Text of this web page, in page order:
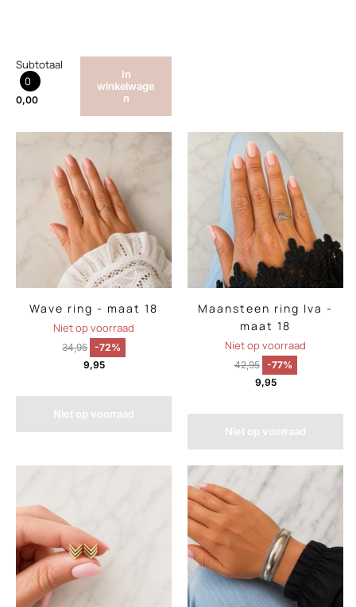
Subtotaal
0
0,00
In
winkelwage
n
Wave ring - maat 18
Niet op voorraad
34,95 -72%
9,95
Niet op voorraad
Maansteen ring Iva -
maat 18
Niet op voorraad
42,95
-77%
9,95
Niet op voorraad